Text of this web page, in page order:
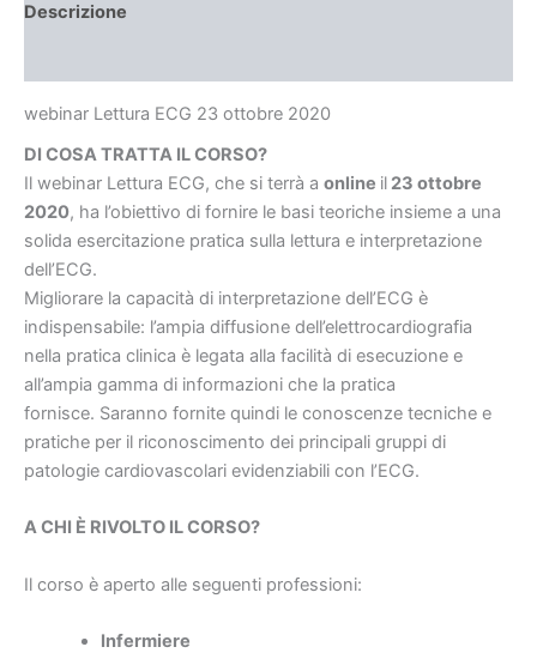
Descrizione
webinar Lettura ECG 23 ottobre 2020
DI COSA TRATTA IL CORSO?
Il webinar Lettura ECG, che si terrà a online il 23 ottobre
2020, ha l’obiettivo di fornire le basi teoriche insieme a una
solida esercitazione pratica sulla lettura e interpretazione
dell’ECG.
Migliorare la capacità di interpretazione dell’ECG è
indispensabile: l’ampia diffusione dell’elettrocardiografia
nella pratica clinica è legata alla facilità di esecuzione e
all’ampia gamma di informazioni che la pratica
fornisce. Saranno fornite quindi le conoscenze tecniche e
pratiche per il riconoscimento dei principali gruppi di
patologie cardiovascolari evidenziabili con l’ECG.
A CHI È RIVOLTO IL CORSO?
Il corso è aperto alle seguenti professioni:
Infermiere